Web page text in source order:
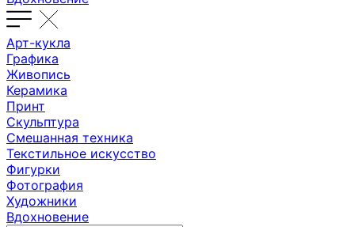
Арт-кукла
Графика
Живопись
Керамика
Принт
Скульптура
Смешанная техника
Текстильное искусство
Фигурки
Фотография
Художники
Вдохновение